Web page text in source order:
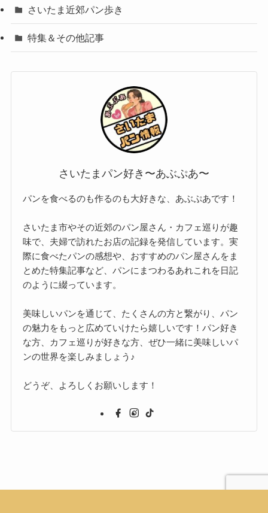
さいたま近郊パン歩き
特集＆その他記事
さいたまパン好き〜あぶぷあ〜
パンを食べるのも作るのも大好きな、あぶぷあです！
さいたま市やその近郊のパン屋さん・カフェ巡りが趣
味で、夫婦で訪れたお店の記録を発信しています。実
際に食べたパンの感想や、おすすめのパン屋さんをま
とめた特集記事など、パンにまつわるあれこれを日記
のように綴っています。
美味しいパンを通じて、たくさんの方と繋がり、パン
の魅力をもっと広めていけたら嬉しいです！パン好き
な方、カフェ巡りが好きな方、ぜひ一緒に美味しいパ
ンの世界を楽しみましょう♪
どうぞ、よろしくお願いします！